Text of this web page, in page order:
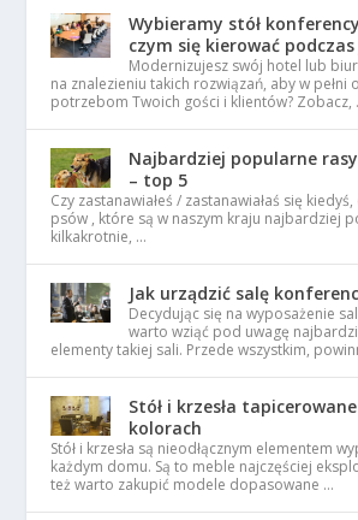
Wybieramy stół
czym się kierować
Modernizujesz swój hotel lub
na znalezieniu takich rozwiązań, aby w pełni
potrzebom Twoich gości i klientów? Zobacz,
Najbardziej popularne
– top 5
Czy zastanawiałeś / zastanawiałaś się
psów , które są w naszym kraju najbardziej
kilkakrotnie, …
Jak urządzić salę
Decydując się na wyposażenie
warto wziąć pod uwagę
elementy takiej sali. Przede wszystkim,
Stół i krzesła
kolorach
Stół i krzesła są nieodłącznym elementem
każdym domu. Są to meble najczęściej
też warto zakupić modele dopasowane …